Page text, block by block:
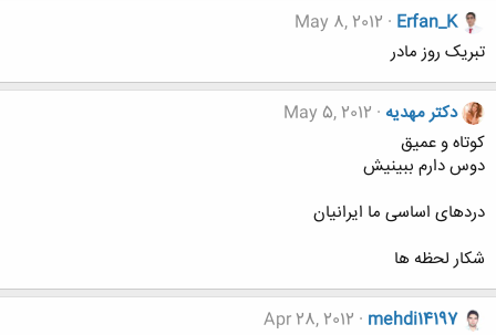
Erfan_K
May 8, 2012
تبریک روز مادر
دکتر مهدیه May 5, 2012
کوتاه و عمیق
دوس دارم ببینیش
دردهای اساسی ما ایرانیان
شکار لحظه ها
mehdi14197
Apr 28, 2012